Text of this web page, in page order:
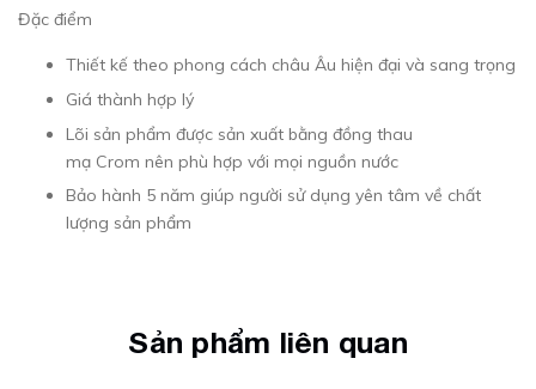
Đặc điểm
Thiết kế theo phong cách châu Âu hiện đại và sang trọng
Giá thành hợp lý
Lõi sản phẩm được sản xuất bằng đồng thau
mạ Crom nên phù hợp với mọi nguồn nước
Bảo hành 5 năm giúp người sử dụng yên tâm về chất
lượng sản phẩm
Sản phẩm liên quan